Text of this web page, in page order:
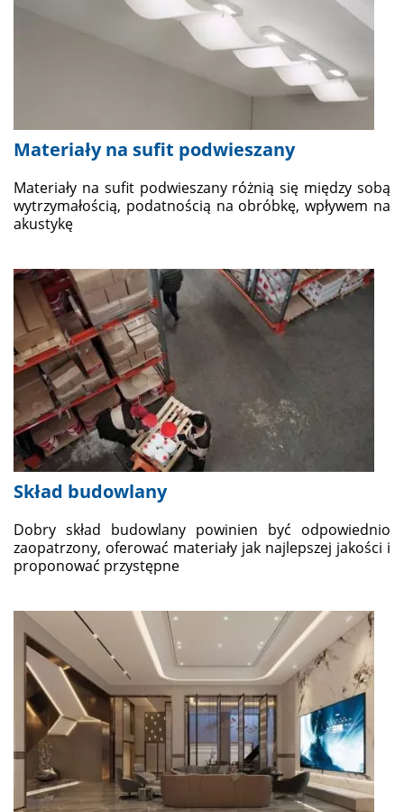
Materiały na sufit podwieszany
Materiały na sufit podwieszany różnią się między sobą
wytrzymałością, podatnością na obróbkę, wpływem na
akustykę
Skład budowlany
Dobry skład budowlany powinien być odpowiednio
zaopatrzony, oferować materiały jak najlepszej jakości i
proponować przystępne